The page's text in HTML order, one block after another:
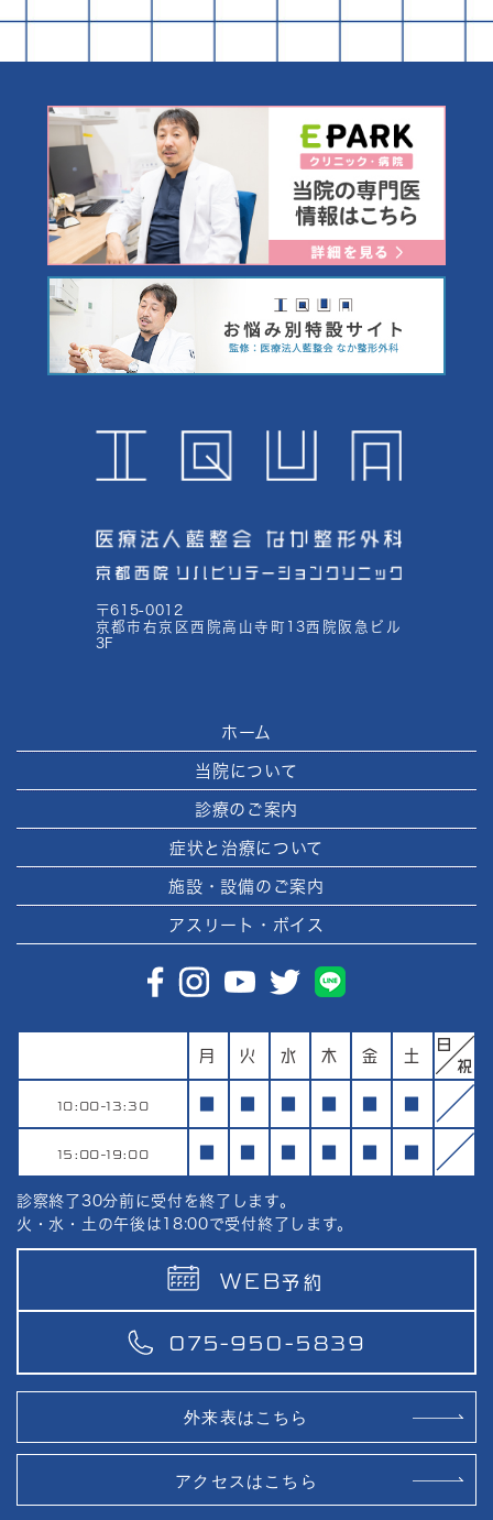
〒615-0012
京都市右京区西院高山寺町13西院阪急ビル
3F
ホーム
当院について
診療のご案内
症状と治療について
施設・設備のご案内
アスリート・ボイス
月 火 水 木 金 土
10:00-13:30
15:00-19:00
診察終了30分前に受付を終了します。
火・水・土の午後は18:00で受付終了します。
WEB予約
075-950-5839
外来表はこちら
アクセスはこちら